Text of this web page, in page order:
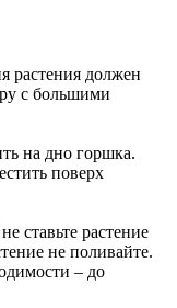
растения должен
с большими
на дно горшка.
поверх
ставьте растение
не поливайте.
– до